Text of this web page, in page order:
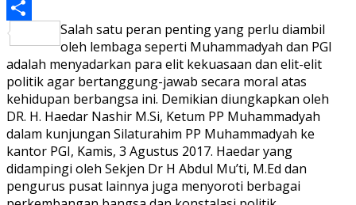
PrintFriendly
Share
Salah satu peran penting yang perlu diambil
oleh lembaga seperti Muhammadyah dan PGI
adalah menyadarkan para elit kekuasaan dan elit-elit
politik agar bertanggung-jawab secara moral atas
kehidupan berbangsa ini. Demikian diungkapkan oleh
DR. H. Haedar Nashir M.Si, Ketum PP Muhammadyah
dalam kunjungan Silaturahim PP Muhammadyah ke
kantor PGI, Kamis, 3 Agustus 2017. Haedar yang
didampingi oleh Sekjen Dr H Abdul Mu’ti, M.Ed dan
pengurus pusat lainnya juga menyoroti berbagai